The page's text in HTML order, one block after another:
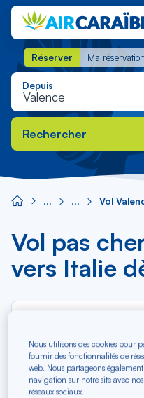
Réserver Ma
Réserver Ma réservation
Depuis
Rechercher
Vol
Vol pas
vers Italie
Valence
Vers
Pour aller vers
Nous utilisons des cookies pour
fournir des fonctionnalités de
web. Nous partageons
navigation sur notre site avec
réseaux sociaux.